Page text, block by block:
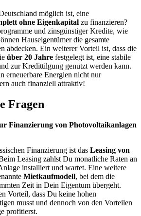
möglich ist, eine
ohne Eigenkapital zu finanzieren?
und zinsgünstiger Kredite, wie
Hauseigentümer die gesamte
abdecken. Ein weiterer Vorteil ist, dass die
über 20 Jahre festgelegt ist, eine stabile
zur Kredittilgung genutzt werden kann.
erneuerbare Energien nicht nur
auch finanziell attraktiv!
Fragen
Finanzierung von Photovoltaikanlagen
Finanzierung ist das Leasing von
Leasing zahlst Du monatliche Raten an
installiert und wartet. Eine weitere
Mietkaufmodell, bei dem die
Zeit in Dein Eigentum übergeht.
Vorteil, dass Du keine hohen
musst und dennoch von den Vorteilen
profitierst.